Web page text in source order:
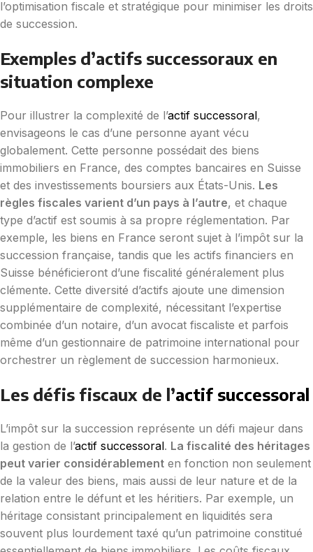
l’optimisation fiscale et stratégique pour minimiser les droits
de succession.
Exemples d’actifs successoraux en
situation complexe
Pour illustrer la complexité de l’actif successoral,
envisageons le cas d’une personne ayant vécu
globalement. Cette personne possédait des biens
immobiliers en France, des comptes bancaires en Suisse
et des investissements boursiers aux États-Unis. Les
règles fiscales varient d’un pays à l’autre, et chaque
type d’actif est soumis à sa propre réglementation. Par
exemple, les biens en France seront sujet à l’impôt sur la
succession française, tandis que les actifs financiers en
Suisse bénéficieront d’une fiscalité généralement plus
clémente. Cette diversité d’actifs ajoute une dimension
supplémentaire de complexité, nécessitant l’expertise
combinée d’un notaire, d’un avocat fiscaliste et parfois
même d’un gestionnaire de patrimoine international pour
orchestrer un règlement de succession harmonieux.
Les défis fiscaux de l’actif successoral
L’impôt sur la succession représente un défi majeur dans
la gestion de l’actif successoral. La fiscalité des héritages
peut varier considérablement en fonction non seulement
de la valeur des biens, mais aussi de leur nature et de la
relation entre le défunt et les héritiers. Par exemple, un
héritage consistant principalement en liquidités sera
souvent plus lourdement taxé qu’un patrimoine constitué